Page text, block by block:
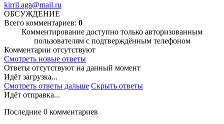
kirril.aga@mail.ru
ОБСУЖДЕНИЕ
Всего комментариев: 0
Комментирование доступно только авторизованным
пользователям с подтверждённым телефоном
Комментарии отсутствуют
Смотреть новые ответы
Ответы отсутствуют на данный момент
Идёт загрузка...
Смотреть ответы дальше Скрыть ответы
Идёт отправка...
Последние 0 комментариев